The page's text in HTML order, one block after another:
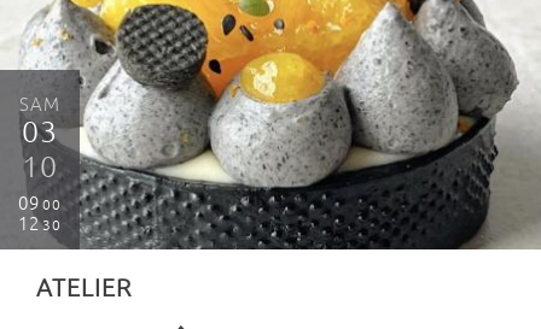
SAM
03
10
09 00
1230
ATELIER